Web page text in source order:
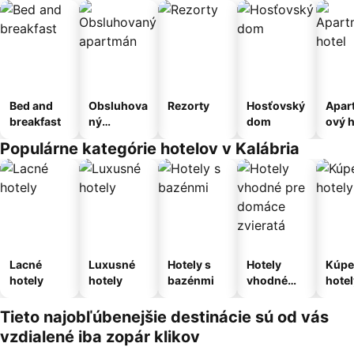
Bed and
breakfast
Obsluhova
ný
Rezorty
Hosťovský
dom
ový
Populárne kategórie hotelov v Kalábria
Lacné
hotely
Luxusné
hotely
Hotely s
bazénmi
Hotely
vhodné
domáce
zvieratá
Tieto najobľúbenejšie destinácie sú od vás
vzdialené iba zopár klikov